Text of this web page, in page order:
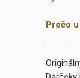
Prečo